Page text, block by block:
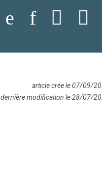
article crée le 07/09/
dernière modification le 28/07/